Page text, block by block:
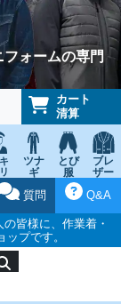
ォームの専門
カート
清算
ツナ
ギ
とび
服
鳶作
業用
ブレ
ザー
ツ
Q&A
質問
皆様に、作業着・
プです。